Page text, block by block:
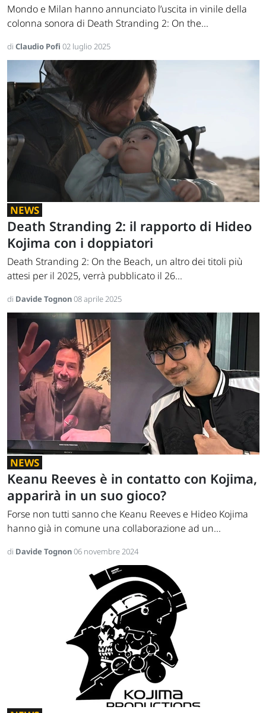
Mondo e Milan hanno annunciato l’uscita in vinile della
colonna sonora di Death Stranding 2: On the...
di Claudio Pofi 02 luglio 2025
NEWS
Death Stranding 2: il rapporto di Hideo
Kojima con i doppiatori
Death Stranding 2: On the Beach, un altro dei titoli più
attesi per il 2025, verrà pubblicato il 26...
di Davide Tognon08 aprile 2025
NEWS
Keanu Reeves è in contatto con Kojima,
apparirà in un suo gioco?
Forse non tutti sanno che Keanu Reeves e Hideo Kojima
hanno già in comune una collaborazione ad un...
di Davide Tognon06 novembre 2024